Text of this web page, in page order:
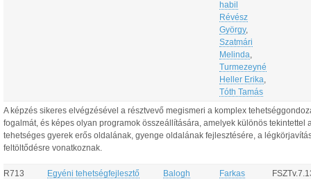
habil
Révész
György,
Szatmári
Melinda
Turmezeyné
Heller Erika
Tóth Tamás
A képzés sikeres elvégzésével a résztvevő megismeri a komplex
fogalmát, és képes olyan programok összeállítására, amelyek különös tekintettel
tehetséges gyerek erős oldalának, gyenge oldalának fejlesztésére, a
feltöltődésre vonatkoznak.
R713
Egyéni tehetségfejlesztő
Balogh
Farkas